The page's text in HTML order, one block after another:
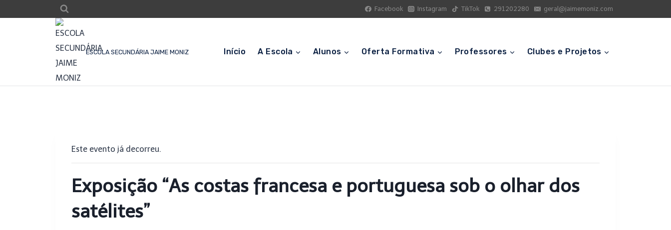
Facebook Instagram TikTok 291202280 geral@jaimemoniz.com
ESCOLA SECUNDÁRIA JAIME MONIZ Início A Escola Alunos Oferta Formativa Professores Clubes e Projetos
Este evento já decorreu.
Exposição “As costas francesa e portuguesa sob o olhar dos
satélites”